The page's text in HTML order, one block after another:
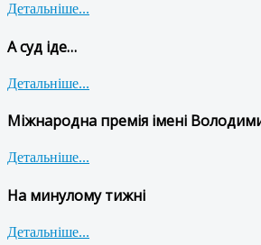
Детальніше...
А суд іде…
Детальніше...
Міжнародна премія імені
Детальніше...
На минулому тижні
Детальніше...